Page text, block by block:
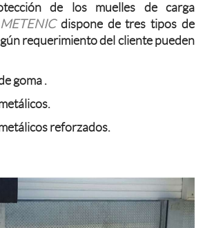
de los muelles de carga
METENICdispone de tres tipos de
requerimiento del cliente pueden
goma .
reforzados.